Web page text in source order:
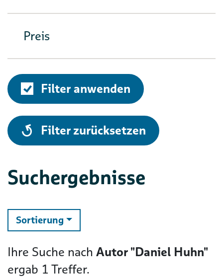
Preis
Filter anwenden
alle
Filter zurücksetzen
Suchergebnisse
Sortierung ändern
Ihre Suche nach Autor "Daniel Huhn"
ergab 1 Treffer.